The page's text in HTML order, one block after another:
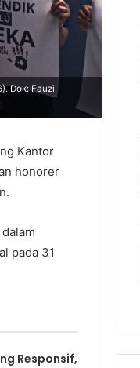
Dok: Fauzi
Kantor
honorer
pada 31
Responsif,